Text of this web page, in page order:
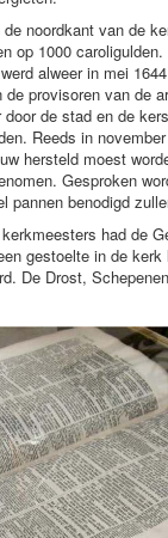
noordkant van de
op 1000
alweer in mei
provisoren van de
de stad en de
Reeds in
hersteld moest
Gesproken
pannen benodigd
had de
gestoelte in de
De Drost,